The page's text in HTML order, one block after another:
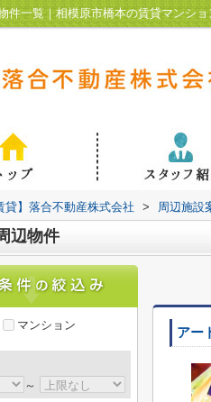
件一覧｜相模原市橋本の賃貸マンシ
貸】落合不動産株式会社 > 周辺施設
辺物件
アー
マンション
～